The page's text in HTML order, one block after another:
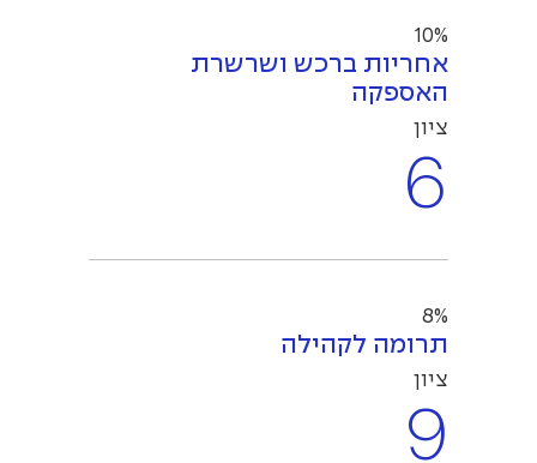
10%
אחריות ברכש ושרשרת
האספקה
ציון
6
8%
תרומה לקהילה
ציון
9